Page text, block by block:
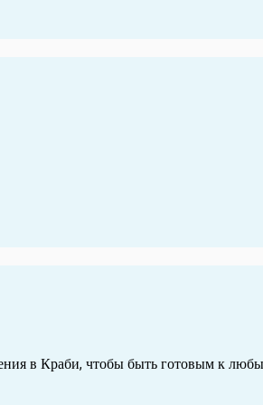
в Краби, чтобы быть готовым к